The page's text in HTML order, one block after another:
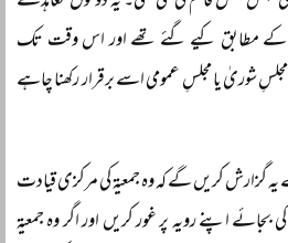
کے مطابق کیے گئے تھے اور اس وقت تک
شوریٰ یا مجلسِ عمومی اسے برقرار رکھنا چاہے
گزارش کریں گے کہ وہ جمعیۃ کی مرکزی قیادت
اپنے رویہ پر غور کریں اور اگر وہ جمعیۃ